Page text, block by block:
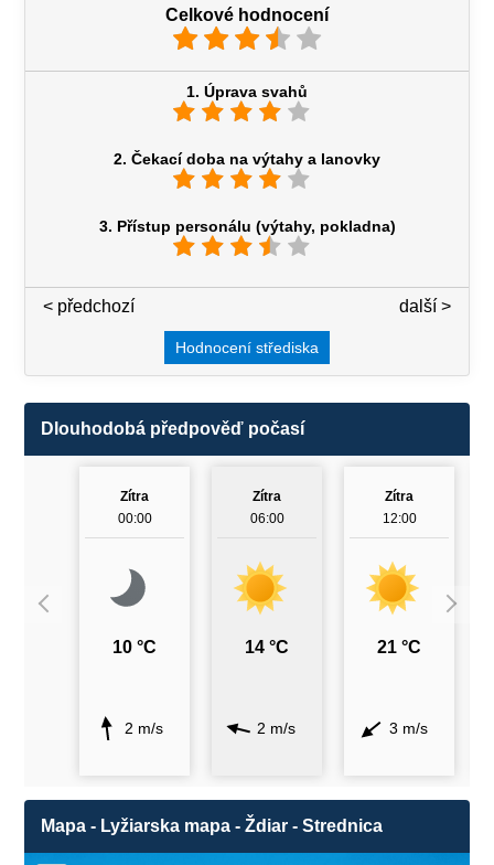
Celkové hodnocení
1. Úprava svahů
2. Čekací doba na výtahy a lanovky
3. Přístup personálu (výtahy, pokladna)
další >
< předchozí
Hodnocení střediska
Dlouhodobá předpověď počasí
Zítra
00:00
10 °C
2 m/s
Zítra
06:00
14 °C
2 m/s
Zítra
12:00
21 °C
3 m/s
Mapa - Lyžiarska mapa - Ždiar - Strednica